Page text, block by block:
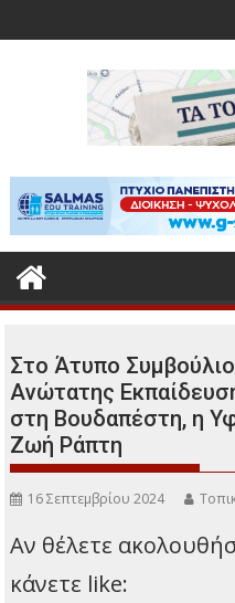
στο
περιεχόμενο
Στο Άτυπο
Ανώτατης
στη Βουδαπέστη, η
Ζωή Ράπτη
16 Σεπτεμβρίου 2024
Αν θέλετε
κάνετε like: